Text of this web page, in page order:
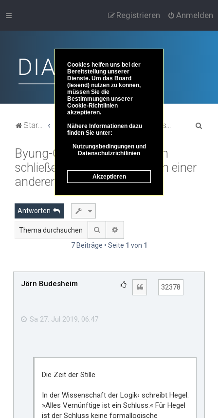
Anmelden
Registrieren
Startseite Portal Foren-Übersicht Philosoph*innen, Lesethreads, Vorträge & Video Lesethreads
Byung-Chul Han: Bitte Augen
schließen Auf der Suche nach einer
anderen Zeit
Antworten
Suche
7 Beiträge • Seite 1 von 1
Jörn Budesheim
m
32378
Sa 27. Jul 2019, 06:47
Die Zeit der Stille
In der Wissenschaft der Logik‹ schreibt Hegel:
»Alles Vernünftige ist ein Schluss.« Für Hegel
ist der Schluss keine formallogische
Cookies helfen uns bei der
Bereitstellung unserer
Dienste. Um das Board
(lesend) nutzen zu können,
müssen Sie die
Bestimmungen unserer
Cookie-Richtlinien
akzeptieren.
Nähere Informationen dazu
finden Sie unter:
Nutzungsbedingungen und
Datenschutzrichtlinien
Akzeptieren